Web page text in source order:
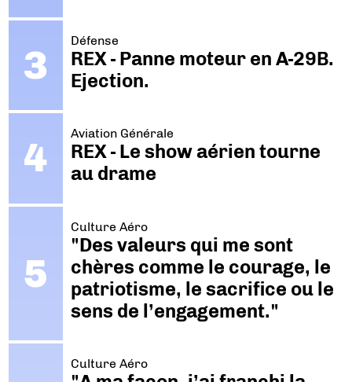
Défense
REX - Panne moteur en A-29B.
Ejection.
Aviation Générale
REX - Le show aérien tourne
au drame
Culture Aéro
"Des valeurs qui me sont
chères comme le courage, le
patriotisme, le sacrifice ou le
sens de l’engagement."
Culture Aéro